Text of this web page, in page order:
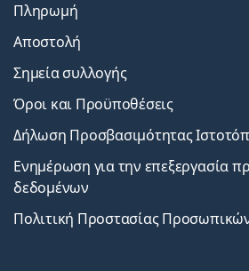
Πληρωμή
Αποστολή
Σημεία συλλογής
Όροι και Προϋποθέσεις
Δήλωση Προσβασιμότητας
Ενημέρωση για την επεξεργασία
δεδομένων
Πολιτική Προστασίας